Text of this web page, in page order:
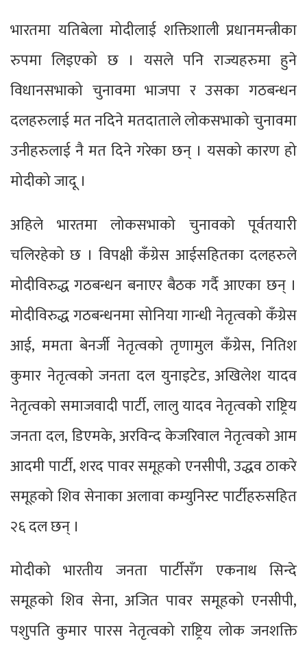
भारतमा यतिबेला मोदीलाई शक्तिशाली प्रधानमन्त्रीका
रुपमा लिइएको छ । यसले पनि राज्यहरुमा हुने
विधानसभाको चुनावमा भाजपा र उसका गठबन्धन
दलहरुलाई मत नदिने मतदाताले लोकसभाको चुनावमा
उनीहरुलाई नै मत दिने गरेका छन् । यसको कारण हो
मोदीको जादू ।
अहिले भारतमा लोकसभाको चुनावको पूर्वतयारी
चलिरहेको छ । विपक्षी कँग्रेस आईसहितका दलहरुले
मोदीविरुद्ध गठबन्धन बनाएर बैठक गर्दै आएका छन् ।
मोदीविरुद्ध गठबन्धनमा सोनिया गान्धी नेतृत्वको कँग्रेस
आई, ममता बेनर्जी नेतृत्वको तृणामुल कँग्रेस, नितिश
कुमार नेतृत्वको जनता दल युनाइटेड, अखिलेश यादव
नेतृत्वको समाजवादी पार्टी, लालु यादव नेतृत्वको राष्ट्रिय
जनता दल, डिएमके, अरविन्द केजरिवाल नेतृत्वको आम
आदमी पार्टी, शरद पावर समूहको एनसीपी, उद्धव ठाकरे
समूहको शिव सेनाका अलावा कम्युनिस्ट पार्टीहरुसहित
२६ दल छन् ।
मोदीको भारतीय जनता पार्टीसँग एकनाथ सिन्दे
समूहको शिव सेना, अजित पावर समूहको एनसीपी,
पशुपति कुमार पारस नेतृत्वको राष्ट्रिय लोक जनशक्ति